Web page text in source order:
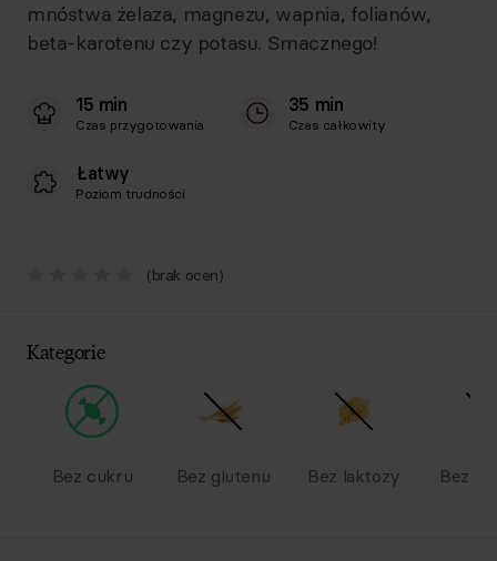
mnóstwa żelaza, magnezu, wapnia, folianów,
beta-karotenu czy potasu. Smacznego!
15 min
Czas przygotowania
35 min
Czas całkowity
Łatwy
Poziom trudności
(brak ocen)
Kategorie
Bez cukru Bez glutenu Bez laktozy Bez